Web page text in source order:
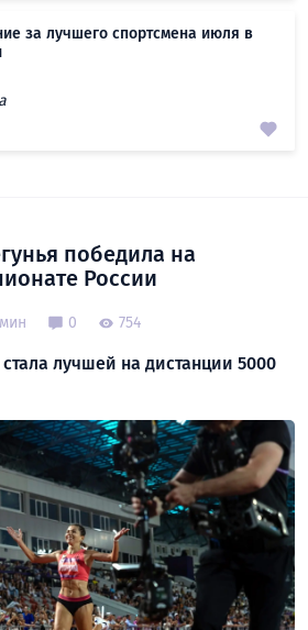
за лучшего спортсмена июля в
победила на
России
0 754
лучшей на дистанции 5000